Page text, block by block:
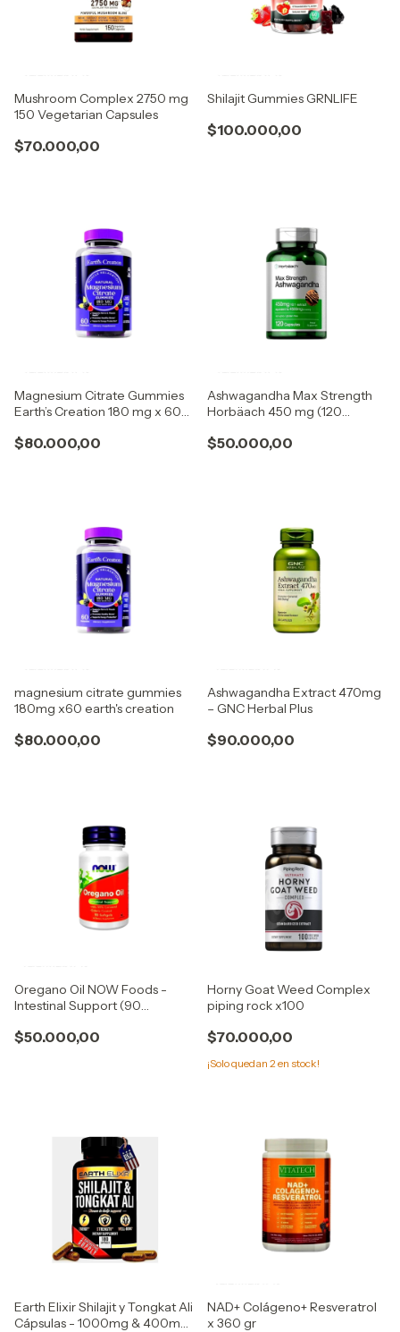
Mushroom Complex 2750 mg
150 Vegetarian Capsules
$70.000,00
Shilajit Gummies GRNLIFE
$100.000,00
Magnesium Citrate Gummies
Earth’s Creation 180 mg x 60
$80.000,00
Ashwagandha Max Strength
Horbäach 450 mg (120
$50.000,00
magnesium citrate gummies
180mg x60 earth's creation
$80.000,00
Ashwagandha Extract 470mg
– GNC Herbal Plus
$90.000,00
Oregano Oil NOW Foods -
Intestinal Support (90
$50.000,00
Horny Goat Weed Complex
piping rock x100
$70.000,00
¡Solo quedan 2en stock!
Earth Elixir Shilajit y Tongkat Ali
Cápsulas - 1000mg & 400mg
NAD+ Colágeno+ Resveratrol
x 360 gr